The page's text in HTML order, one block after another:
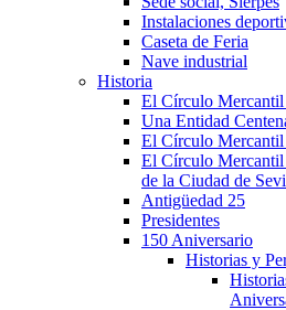
Instalaciones
Caseta de Feria
Nave industrial
Historia
El Círculo
Una Entidad
El Círculo
El Círculo Mercantil
de la Ciudad de
Antigüedad 25
Presidentes
150 Aniversario
Historias y